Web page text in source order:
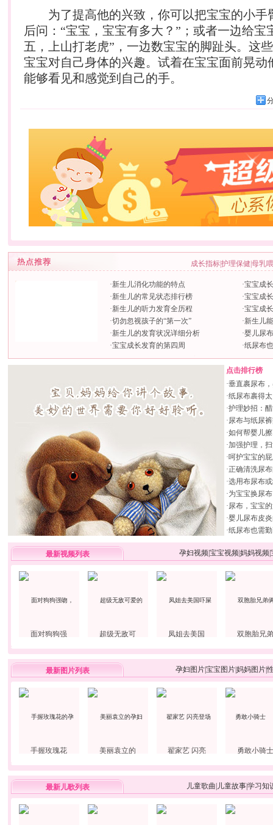
为了提高他的兴致，你可以把宝宝的小手
后问：“宝宝，宝宝有多大？”；或者一边给宝
五，上山打老虎”，一边数宝宝的脚趾头。这
宝宝对自己身体的兴趣。试着在宝宝面前晃动
能够看见和感觉到自己的手。
成长指标护理保健 母乳
·新生儿消化功能的特点
·新生儿的常见状态排行榜
·新生儿的听力发育全历程
·切勿忽视孩子的“第一次”
·新生儿的发育状况详细分析
·宝宝成长发育的第四周
·宝宝成
·宝宝成
·宝宝成
·新生儿
·婴儿尿
·纸尿布
点击排行榜
·垂直裹尿布
·纸尿布裹得
·护理妙招：
·尿布与纸尿
·如何帮婴儿
·加强护理，
·呵护宝宝的
·正确清洗尿
·选用布尿布
·为宝宝换尿
·尿布，宝宝
·婴儿尿布皮
·纸尿布也需
最新视频列表 孕妇视频宝宝视频妈妈视频
面对狗狗强 超级无敌可 凤姐去美国 双胞胎兄弟
最新图片列表 孕妇图片宝宝图片妈妈图片
手握玫瑰花 美丽袁立的 翟家艺 闪亮 勇敢小骑士
最新儿歌列表 儿童歌曲 儿童故事学习知